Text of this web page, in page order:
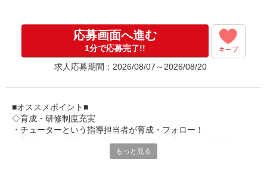
応募画面へ進む
1分で応募完了!! キープ
求人応募期間：2026/08/07～2026/08/20
■オススメポイント■
◇育成・研修制度充実
・チューターという指導担当者が育成・フォロー！
・キャリアアップ支援制度を活用して働きながら資格取得が可能
もっと見る